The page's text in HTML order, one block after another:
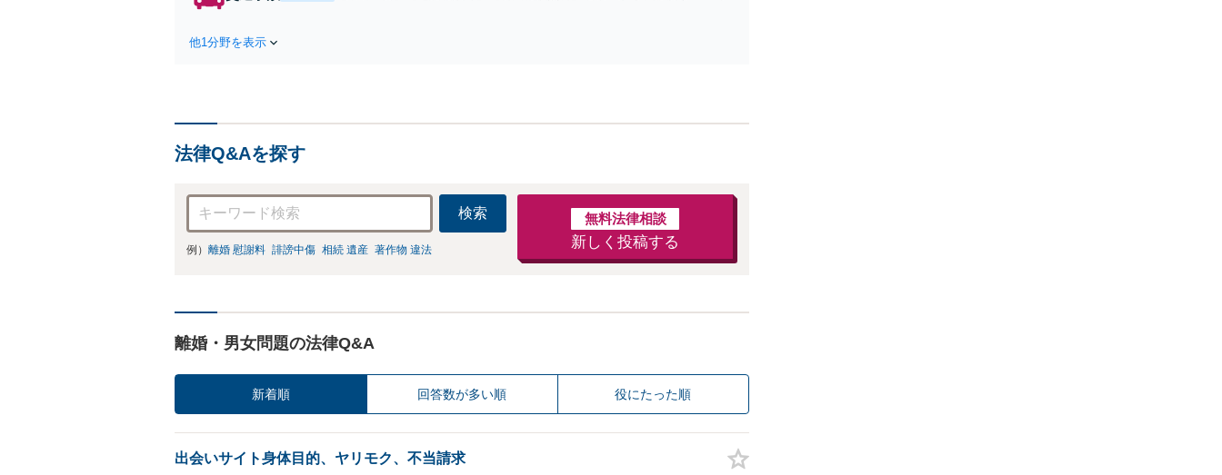
他1分野を表示
法律Q&Aを探す
検索
例） 離婚 慰謝料 誹謗中傷 相続 遺産 著作物 違法
無料法律相談
新しく投稿する
離婚・男女問題の法律Q&A
新着順 回答数が多い順 役にたった順
出会いサイト身体目的、ヤリモク、不当請求